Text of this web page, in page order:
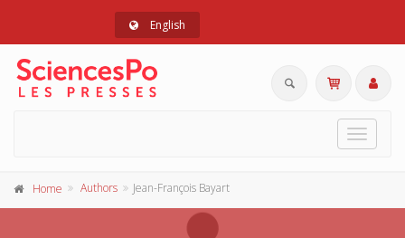
English
Toggle
Home Authors Jean-François Bayart